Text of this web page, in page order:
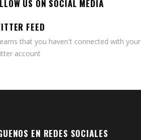
US ON SOCIAL MEDIA
FEED
that you haven't connected with your
account
EN REDES SOCIALES